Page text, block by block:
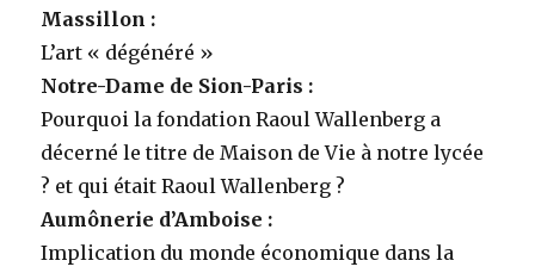
Massillon :
L’art « dégénéré »
Notre-Dame de Sion-Paris :
Pourquoi la fondation Raoul Wallenberg a
décerné le titre de Maison de Vie à notre lycée
? et qui était Raoul Wallenberg ?
Aumônerie d’Amboise :
Implication du monde économique dans la